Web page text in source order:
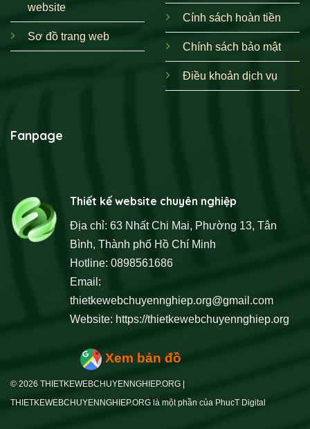
website
Sơ đồ trang web
Cính sách hoàn tiền
Chính sách bảo mật
Điều khoản dịch vụ
Fanpage
Thiết kế website chuyên nghiệp
Địa chỉ: 63 Nhất Chi Mai, Phường 13, Tân
Bình, Thành phố Hồ Chí Minh
Hotline: 0898561686
Email:
thietkewebchuyennghiep.org@gmail.com
Website: https://thietkewebchuyennghiep.org
Xem bản đồ
© 2026 THIETKEWEBCHUYENNGHIEP.ORG |
THIETKEWEBCHUYENNGHIEP.ORG là một phần của PhucT Digital